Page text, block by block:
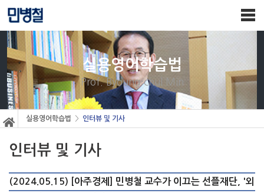
실용영어학습법
Prof. Byoung-chul Min
실용영어학습법 > 인터뷰 및 기사
인터뷰 및 기사
(2024.05.15) [아주경제] 민병철 교수가 이끄는 선플재단, '외